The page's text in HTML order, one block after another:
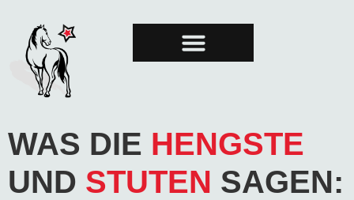
WAS DIE HENGSTE
UND STUTEN SAGEN: